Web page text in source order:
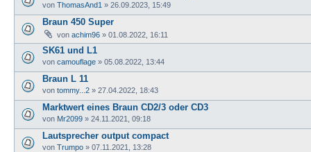
von ThomasAnd1 » 26.09.2023, 15:49
Braun 450 Super
von achim96 » 01.08.2022, 16:11
SK61 und L1
von camouflage » 05.08.2022, 13:44
Braun L 11
von tommy...2 » 27.04.2022, 18:43
Marktwert eines Braun CD2/3 oder CD3
von Mr2099 » 24.11.2021, 09:18
Lautsprecher output compact
von Trumpo » 07.11.2021, 13:28